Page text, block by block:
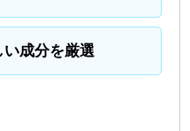
成分を厳選